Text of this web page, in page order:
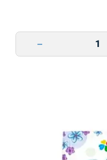
Декоративна глазур